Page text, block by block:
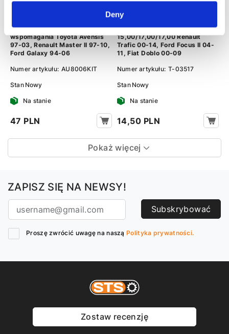
Deny
Zestaw naprawczy pompy
wspomagania Toyota Avensis
97-03, Renault Master II 97-10,
Ford Galaxy 94-06
Numer artykułu: AU8006KIT
Stan Nowy
Na stanie
47 PLN
Tuleja pompy wspomagania
15,00/17,00/17,00 Renault
Trafic 00-14, Ford Focus II 04-
11, Fiat Doblo 00-09
Numer artykułu: T-03517
Stan Nowy
Na stanie
14,50 PLN
Pokaż więcej
ZAPISZ SIĘ NA NEWSY!
Subskrybować
Proszę zwrócić uwagę na naszą Polityka prywatności.
Zostaw recenzję